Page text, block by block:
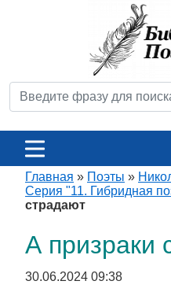
Главная » Поэты »
Серия "11. Гибридная
страдают
А призраки
30.06.2024 09:38